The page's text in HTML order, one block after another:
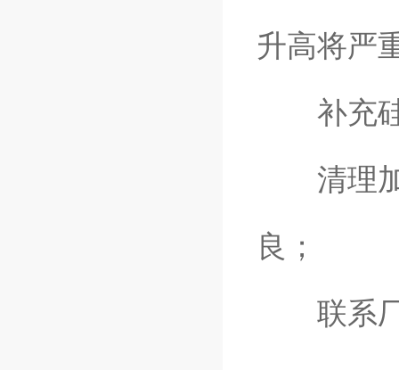
升高将严
补充硅
清理加
良；
联系厂